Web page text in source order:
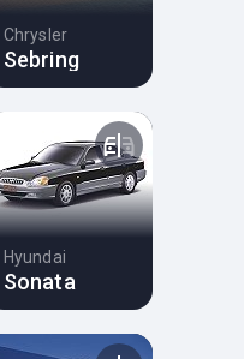
Chrysler
Sebring
Hyundai
Sonata